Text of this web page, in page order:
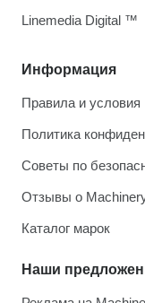
Информация
Правила и условия
Политика
Советы по
Отзывы о
Каталог марок
Наши
Linemedia Digital ™